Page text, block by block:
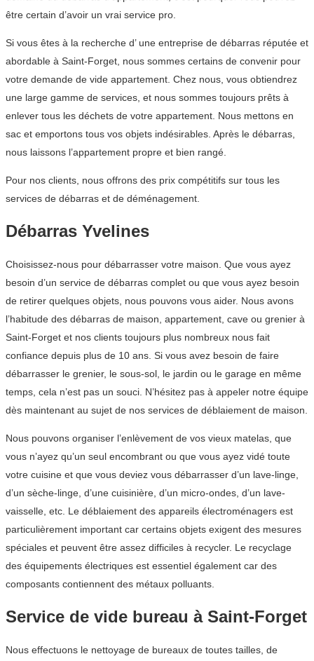
être certain d’avoir un vrai service pro.
Si vous êtes à la recherche d’ une entreprise de débarras réputée et
abordable à Saint-Forget, nous sommes certains de convenir pour
votre demande de vide appartement. Chez nous, vous obtiendrez
une large gamme de services, et nous sommes toujours prêts à
enlever tous les déchets de votre appartement. Nous mettons en
sac et emportons tous vos objets indésirables. Après le débarras,
nous laissons l’appartement propre et bien rangé.
Pour nos clients, nous offrons des prix compétitifs sur tous les
services de débarras et de déménagement.
Débarras Yvelines
Choisissez-nous pour débarrasser votre maison. Que vous ayez
besoin d’un service de débarras complet ou que vous ayez besoin
de retirer quelques objets, nous pouvons vous aider. Nous avons
l’habitude des débarras de maison, appartement, cave ou grenier à
Saint-Forget et nos clients toujours plus nombreux nous fait
confiance depuis plus de 10 ans. Si vous avez besoin de faire
débarrasser le grenier, le sous-sol, le jardin ou le garage en même
temps, cela n’est pas un souci. N’hésitez pas à appeler notre équipe
dès maintenant au sujet de nos services de déblaiement de maison.
Nous pouvons organiser l’enlèvement de vos vieux matelas, que
vous n’ayez qu’un seul encombrant ou que vous ayez vidé toute
votre cuisine et que vous deviez vous débarrasser d’un lave-linge,
d’un sèche-linge, d’une cuisinière, d’un micro-ondes, d’un lave-
vaisselle, etc. Le déblaiement des appareils électroménagers est
particulièrement important car certains objets exigent des mesures
spéciales et peuvent être assez difficiles à recycler. Le recyclage
des équipements électriques est essentiel également car des
composants contiennent des métaux polluants.
Service de vide bureau à Saint-Forget
Nous effectuons le nettoyage de bureaux de toutes tailles, de